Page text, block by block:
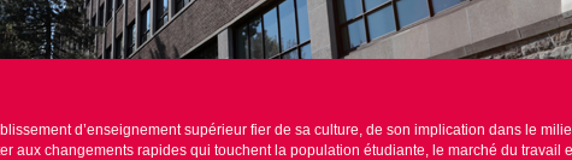
d’enseignement supérieur fier de sa culture, de son implication dans le
aux changements rapides qui touchent la population étudiante, le marché du travail